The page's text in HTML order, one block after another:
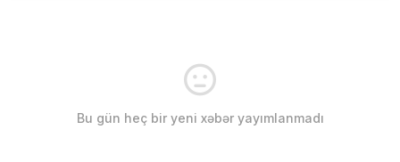
Bu gün heç bir yeni xəbər yayımlanmadı